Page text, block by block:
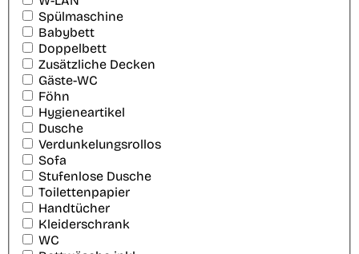
Spülmaschine
Babybett
Doppelbett
Zusätzliche Decken
Gäste-WC
Föhn
Hygieneartikel
Dusche
Verdunkelungsrollos
Sofa
Stufenlose Dusche
Toilettenpapier
Handtücher
Kleiderschrank
WC